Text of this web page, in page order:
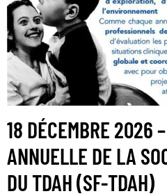
18 DÉCEMBRE 2026
ANNUELLE DE LA
DU TDAH (SF-TDAH)